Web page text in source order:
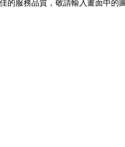
的服務品質，敬請輸入畫面中的